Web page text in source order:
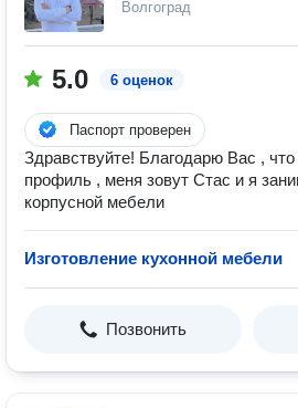
Волгоград
5.0 6 оценок
Паспорт проверен
Здравствуйте! Благодарю Вас ,
профиль , меня зовут Стас и я
корпусной мебели
Изготовление кухонной мебели
Позвонить